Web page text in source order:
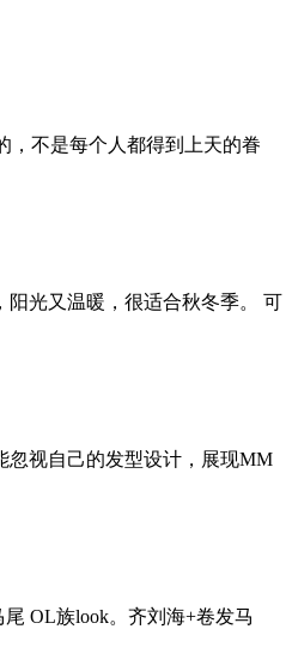
，不是每个人都得到上天的眷
光又温暖，很适合秋冬季。 可
忽视自己的发型设计，展现MM
OL族look。齐刘海+卷发马